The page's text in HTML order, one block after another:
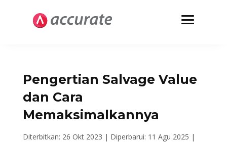
Pengertian Salvage Value
dan Cara
Memaksimalkannya
Diterbitkan: 26 Okt 2023 | Diperbarui: 11 Agu 2025 |